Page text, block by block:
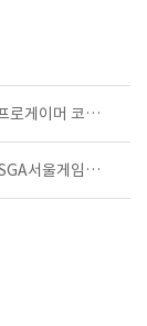
2020년 SGA서울게임아카데미, 프로게이머 코치 공개 채용
‘제2의 페이커’를 꿈꾸며, 롤학원 SGA서울게임아카데미 게임인재 양성